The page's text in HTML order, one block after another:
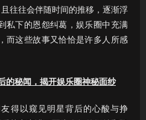
往往会伴随时间的推移，逐渐浮
私下的恩怨纠葛，娱乐圈中充满
而这些故事又恰恰是许多人所感
得以窥见明星背后的心酸与挣